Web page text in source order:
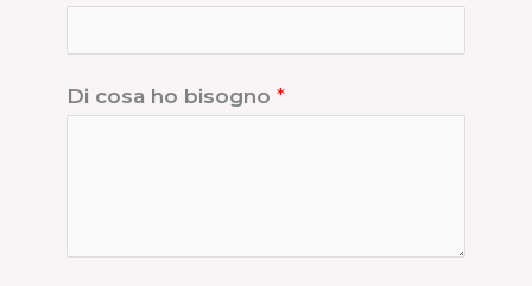
Di cosa ho bisogno *